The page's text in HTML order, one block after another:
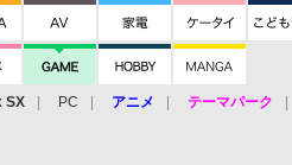
SX PC アニメ テーマパーク